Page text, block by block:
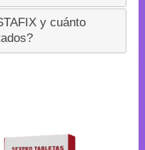
y cuánto